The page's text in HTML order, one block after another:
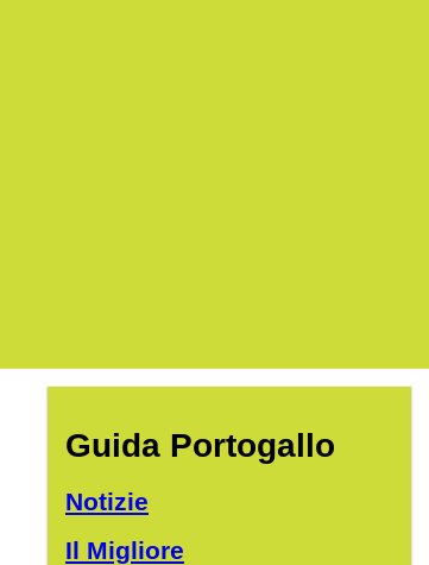
Guida Portogallo
Notizie
Il Migliore